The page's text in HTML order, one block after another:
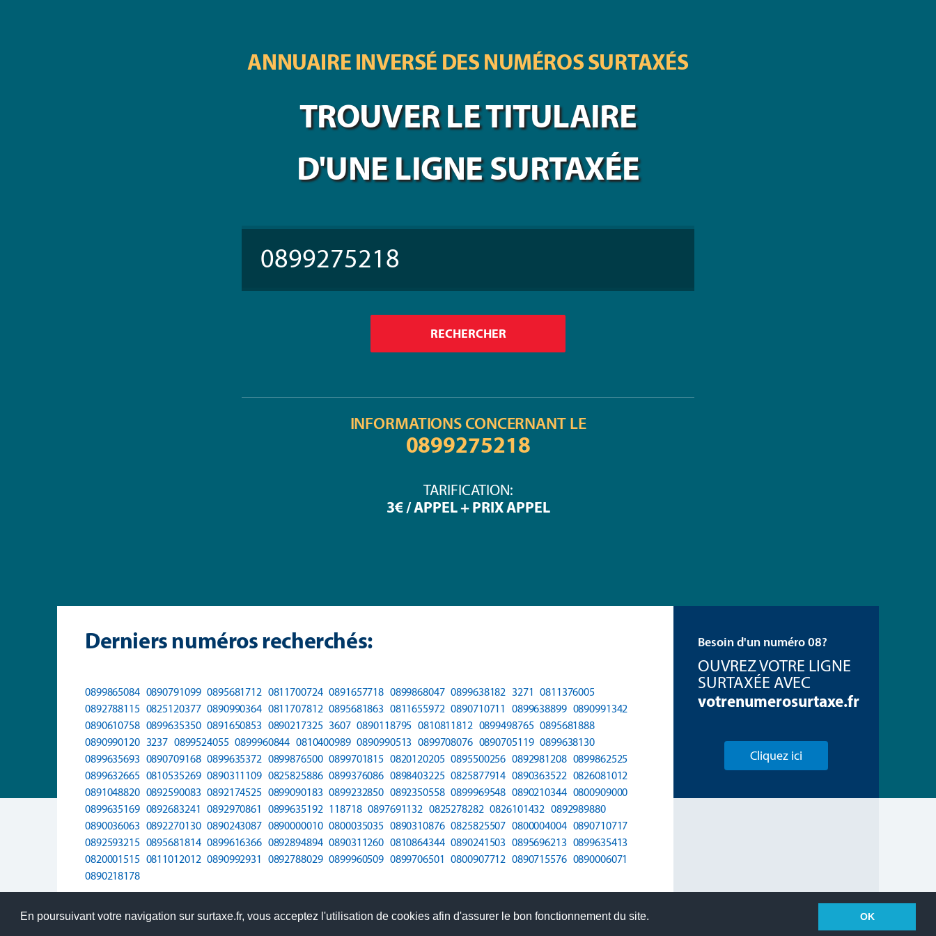
En poursuivant votre navigation sur surtaxe.fr, vous acceptez l'utilisation de cookies afin d'assurer le bon fonctionnement du site. OK
ANNUAIRE INVERSÉ DES NUMÉROS SURTAXÉS
TROUVER LE TITULAIRE
D'UNE LIGNE SURTAXÉE
INFORMATIONS CONCERNANT LE
0899275218
TARIFICATION:
3€ / APPEL + PRIX APPEL
Derniers numéros recherchés:
0899865084 0890791099 0895681712 0811700724 0891657718 0899868047 0899638182 3271 0811376005
0892788115 0825120377 0890990364 0811707812 0895681863 0811655972 0890710711 0899638899 0890991342
0890610758 0899635350 0891650853 0890217325 3607 0890118795 0810811812 0899498765 0895681888
0890990120 3237 0899524055 0899960844 0810400989 0890990513 0899708076 0890705119 0899638130
0899635693 0890709168 0899635372 0899876500 0899701815 0820120205 0895500256 0892981208 0899862525
0899632665 0810535269 0890311109 0825825886 0899376086 0898403225 0825877914 0890363522 0826081012
0891048820 0892590083 0892174525 0899090183 0899232850 0892350558 0899969548 0890210344 0800909000
0899635169 0892683241 0892970861 0899635192 118718 0897691132 0825278282 0826101432 0892989880
0890036063 0892270130 0890243087 0890000010 0800035035 0890310876 0825825507 0800004004 0890710717
0892593215 0895681814 0899616366 0892894894 0890311260 0810864344 0890241503 0895696213 0899635413
0820001515 0811012012 0890992931 0892788029 0899960509 0899706501 0800907712 0890715576 0890006071
0890218178
Besoin d'un numéro 08?
OUVREZ VOTRE LIGNE
SURTAXÉE AVEC
votrenumerosurtaxe.fr
Cliquez ici